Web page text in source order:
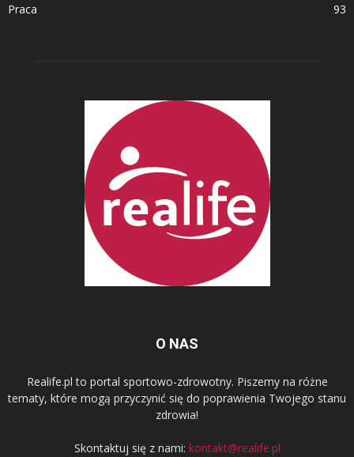
Praca
93
O NAS
Realife.pl to portal sportowo-zdrowotny. Piszemy na różne
tematy, które mogą przyczynić się do poprawienia Twojego stanu
zdrowia!
Skontaktuj się z nami: kontakt@realife.pl